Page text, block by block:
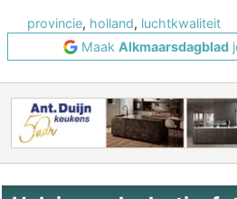
provincie, holland, luchtkwaliteit
Maak Alkmaarsdagblad